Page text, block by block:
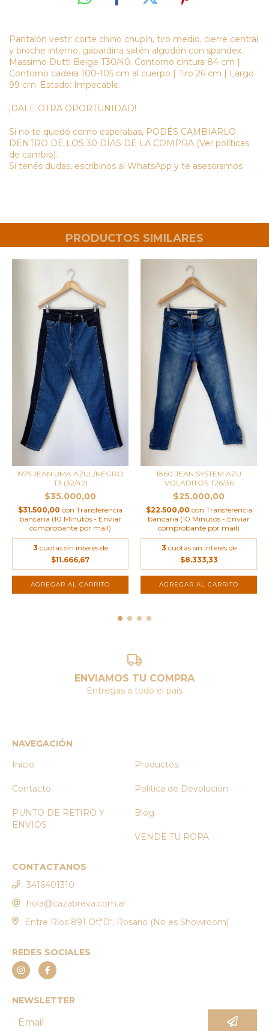
Pantalón vestir corte chino chupín, tiro medio, cierre central
y broche interno, gabardina satén algodón con spandex.
Massimo Dutti Beige T30/40. Contorno cintura 84 cm |
Contorno cadera 100-105 cm al cuerpo | Tiro 26 cm | Largo
99 cm. Estado: Impecable.
¡DALE OTRA OPORTUNIDAD!
Si no te quedó como esperabas, PODÉS CAMBIARLO
DENTRO DE LOS 30 DÍAS DE LA COMPRA (Ver políticas
de cambio).
Si tenés dudas, escribinos al WhatsApp y te asesoramos
PRODUCTOS SIMILARES
1975 JEAN UMA AZUL/NEGRO
T3 (32/42)
$35.000,00
$31.500,00 con Transferencia
bancaria (10 Minutos - Enviar
comprobante por mail)
3 cuotas sin interés de
$11.666,67
1860 JEAN SYSTEM AZU
VOLADITOS T26/36
$25.000,00
$22.500,00 con Transferencia
bancaria (10 Minutos - Enviar
comprobante por mail)
3 cuotas sin interés de
$8.333,33
ENVIAMOS TU COMPRA
Entregas a todo el país
NAVEGACIÓN
Inicio
Productos
Contacto Política de Devolución
PUNTO DE RETIRO Y
ENVIOS
Blog
VENDÉ TU ROPA
CONTACTANOS
3416401310
hola@cazabreva.com.ar
Entre Ríos 891 Of."D", Rosario (No es Showroom)
REDES SOCIALES
NEWSLETTER